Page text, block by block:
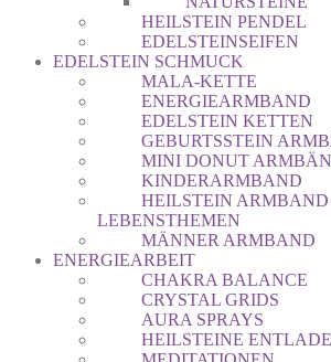
HEILSTEIN PENDEL
EDELSTEINSEIFEN
EDELSTEIN SCHMUCK
MALA-KETTE
ENERGIEARMBAND
EDELSTEIN KETTEN
GEBURTSSTEIN
MINI DONUT
KINDERARMBAND
HEILSTEIN ARMBAND
LEBENSTHEMEN
MÄNNER ARMBAND
ENERGIEARBEIT
CHAKRA BALANCE
CRYSTAL GRIDS
AURA SPRAYS
HEILSTEINE